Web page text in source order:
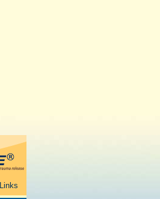
Links